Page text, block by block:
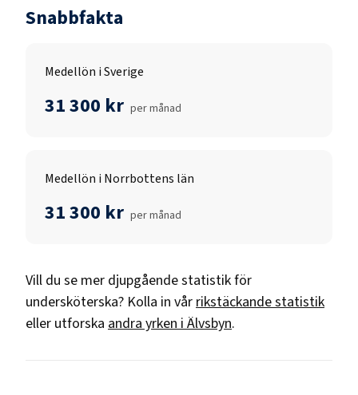
Snabbfakta
Medellön i Sverige
31 300 kr per månad
Medellön i Norrbottens län
31 300 kr per månad
Vill du se mer djupgående statistik för
undersköterska? Kolla in vår rikstäckande statistik
eller utforska andra yrken i Älvsbyn.